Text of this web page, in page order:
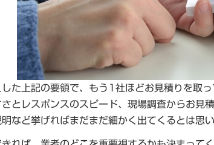
した上記の要領で、もう1社ほどお見積りを取
とレスポンスのスピード、現場調査からお見
など挙げればまだまだ細かく出てくるとは思い